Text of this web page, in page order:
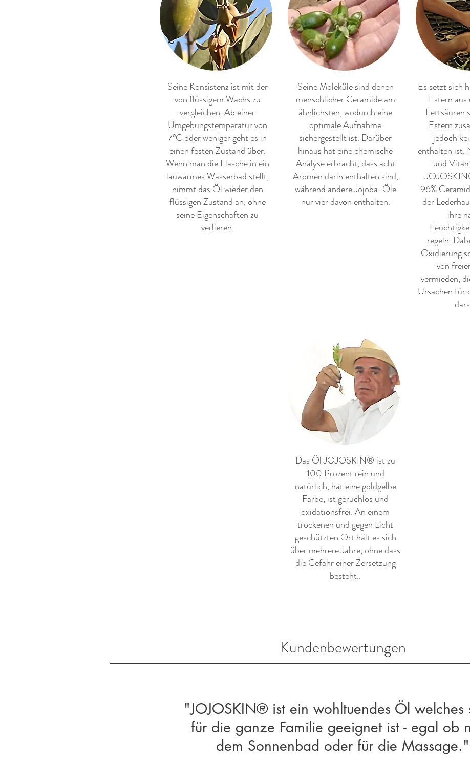
Seine Konsistenz ist mit der
von flüssigem Wachs zu
vergleichen. Ab einer
Umgebungstemperatur von
7°C oder weniger geht es in
einen festen Zustand über.
Wenn man die Flasche in ein
lauwarmes Wasserbad stellt,
nimmt das Öl wieder den
flüssigen Zustand an, ohne
seine Eigenschaften zu
verlieren.
Seine Moleküle sind denen
menschlicher Ceramide am
ähnlichsten, wodurch eine
optimale Aufnahme
sichergestellt ist. Darüber
hinaus hat eine chemische
Analyse erbracht, dass acht
Aromen darin enthalten sind,
während andere Jojoba-Öle
nur vier davon enthalten.
Es setzt sich
Estern
Fettsäuren
Estern
jedoch
enthalten ist.
und
96%
der
ihre
regeln.
Oxidierung
von
vermieden,
Ursachen für
Das Öl JOJOSKIN® ist zu
100 Prozent rein und
natürlich, hat eine goldgelbe
Farbe, ist geruchlos und
oxidationsfrei. An einem
trockenen und gegen Licht
geschützten Ort hält es sich
über mehrere Jahre, ohne dass
die Gefahr einer Zersetzung
besteht..
Kundenbewertungen
"JOJOSKIN® ist ein wohltuendes Öl welches
für die ganze Familie geeignet ist - egal ob
dem Sonnenbad oder für die Massage."